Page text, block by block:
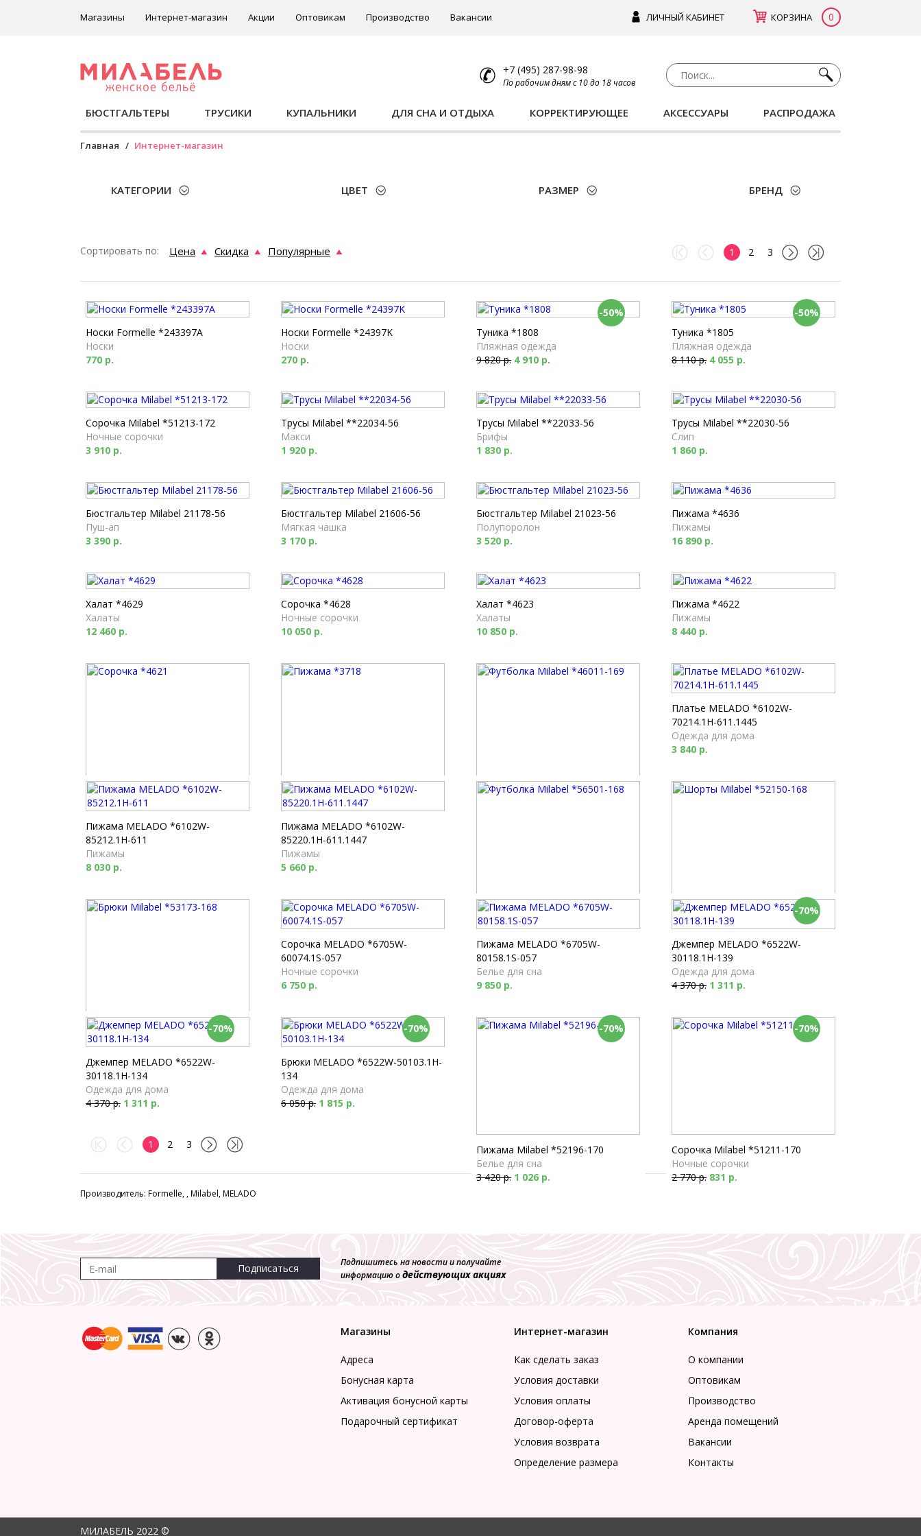
ЛИЧНЫЙ КАБИНЕТ КОРЗИНА 0
Магазины Интернет-магазин Акции Оптовикам Производство Вакансии
+7 (495) 287-98-98
По рабочим дням с 10 до 18 часов
БЮСТГАЛЬТЕРЫ ТРУСИКИ КУПАЛЬНИКИ ДЛЯ СНА И ОТДЫХА КОРРЕКТИРУЮЩЕЕ АКСЕССУАРЫ РАСПРОДАЖА
Главная Интернет-магазин
КАТЕГОРИИ ЦВЕТ РАЗМЕР БРЕНД
Сортировать по: Цена Скидка Популярные 1 2 3
Носки Formelle *243397A
Носки
770 р.
Носки Formelle *24397K
Носки
270 р.
-50%
Туника *1808
Пляжная одежда
9 820 р. 4 910 р.
-50%
Туника *1805
Пляжная одежда
8 110 р. 4 055 р.
Сорочка Milabel *51213-172
Ночные сорочки
3 910 р.
Трусы Milabel **22034-56
Макси
1 920 р.
Трусы Milabel **22033-56
Брифы
1 830 р.
Трусы Milabel **22030-56
Слип
1 860 р.
Бюстгальтер Milabel 21178-56
Пуш-ап
3 390 р.
Бюстгальтер Milabel 21606-56
Мягкая чашка
3 170 р.
Бюстгальтер Milabel 21023-56
Полупоролон
3 520 р.
Пижама *4636
Пижамы
16 890 р.
Халат *4629
Халаты
12 460 р.
Сорочка *4628
Ночные сорочки
10 050 р.
Халат *4623
Халаты
10 850 р.
Пижама *4622
Пижамы
8 440 р.
Сорочка *4621
Ночные сорочки
8 440 р.
Пижама *3718
Пижамы
16 930 р.
Футболка Milabel *46011-169
Платье MELADO *6102W-
70214.1H-611.1445
Одежда для дома
3 840 р.
Пижама MELADO *6102W-
85212.1H-611
Пижамы
8 030 р.
Пижама MELADO *6102W-
85220.1H-611.1447
Пижамы
5 660 р.
Футболка Milabel *56501-168
Футболки
1 790 р.
Шорты Milabel *52150-168
Пижамы
2 610 р.
Брюки Milabel *53173-168
Пижамы
4 040 р.
Сорочка MELADO *6705W-
60074.1S-057
Ночные сорочки
6 750 р.
Пижама MELADO *6705W-
80158.1S-057
Белье для сна
9 850 р.
-70%
Джемпер MELADO *6522W-
30118.1H-139
Одежда для дома
4 370 р. 1 311 р.
-70%
Джемпер MELADO *6522W-
30118.1H-134
Одежда для дома
4 370 р. 1 311 р.
-70%
Брюки MELADO *6522W-50103.1H-
134
Одежда для дома
6 050 р. 1 815 р.
-70%
Пижама Milabel *52196-170
Белье для сна
3 420 р. 1 026 р.
-70%
Сорочка Milabel *51211-170
Ночные сорочки
2 770 р. 831 р.
1 2 3
Производитель: Formelle, , Milabel, MELADO
Подписаться
Подпишитесь на новости и получайте
информацию одействующих акциях
Магазины
Адреса
Бонусная карта
Активация бонусной карты
Подарочный сертификат
Интернет-магазин
Как сделать заказ
Условия доставки
Условия оплаты
Договор-оферта
Условия возврата
Определение размера
Компания
О компании
Оптовикам
Производство
Аренда помещений
Вакансии
Контакты
МИЛАБЕЛЬ 2022 ©